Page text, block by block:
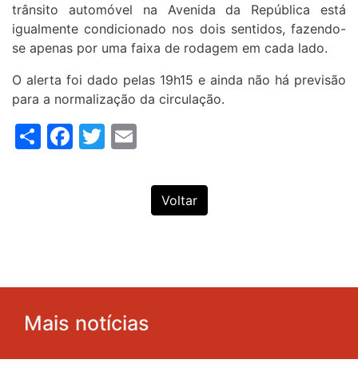
trânsito automóvel na Avenida da República está
igualmente condicionado nos dois sentidos, fazendo-
se apenas por uma faixa de rodagem em cada lado.
O alerta foi dado pelas 19h15 e ainda não há previsão
para a normalização da circulação.
ShareFacebook
Twitter
Voltar
Mais notícias